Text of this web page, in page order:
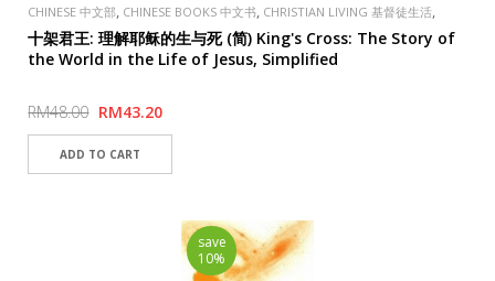
CHINESE 中文部, CHINESE BOOKS 中文书, CHRISTIAN LIVING 基督徒生活,
PUBLISHER,FAVOR BOOKSTORE 喜悦书房
十架君王: 理解耶稣的生与死 (简) King's Cross: The Story of
the World in the Life of Jesus, Simplified
RM48.00 RM43.20
save
10%